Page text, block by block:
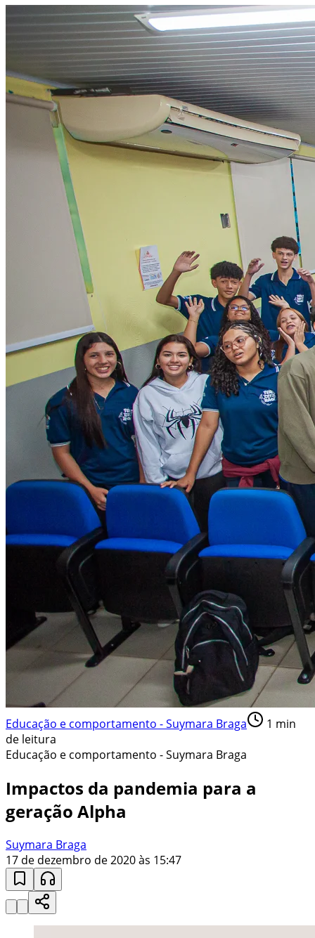
Educação e comportamento - Suymara Braga 1 min
de leitura
Educação e comportamento - Suymara Braga
Impactos da pandemia para a
geração Alpha
Suymara Braga
17 de dezembro de 2020 às 15:47